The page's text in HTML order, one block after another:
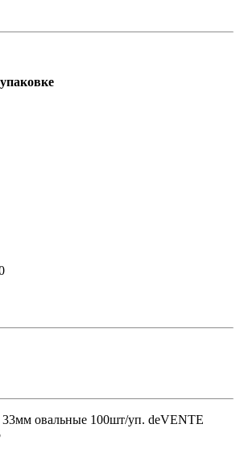
овальные 100шт/уп. deVENTE